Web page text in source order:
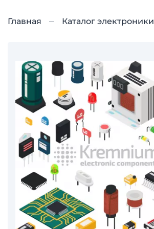
Главная Каталог электроники